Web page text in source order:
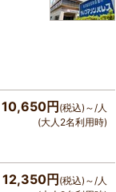
10,650円 (税込)～/人
(大人2名利用時)
12,350円 (税込)～/人